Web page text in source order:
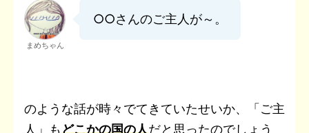
まめちゃん
○○さんのご主人が～。
のような話が時々でてきていたせいか、「ご主
人」もどこかの国の人だと思ったのでしょう